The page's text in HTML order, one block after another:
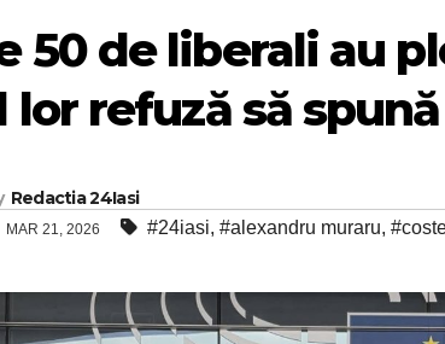
50 de liberali au
lor refuză să
Redactia 24Iasi
MAR 21, 2026 #24iasi, #alexandru muraru,